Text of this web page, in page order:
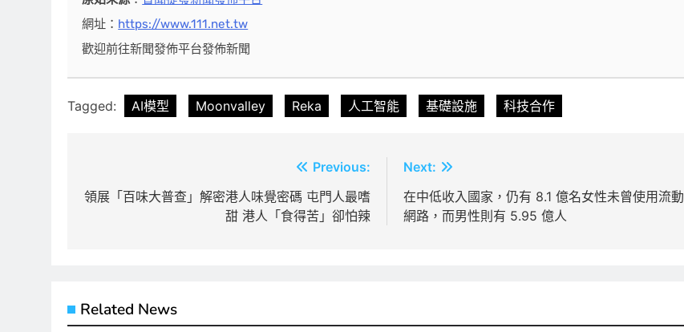
網址： https://www.111.net.tw
歡迎前往新聞發佈平台發佈新聞
Tagged: AI模型 Moonvalley Reka 人工智能 基礎設施 科技合作
章
Previous:
領展「百味大普查」解密港人味覺密碼 屯門人最嗜
甜 港人「食得苦」卻怕辣
Next:
在中低收入國家，仍有 8.1 億名女性未曾使用流動
網路，而男性則有 5.95 億人
Related News